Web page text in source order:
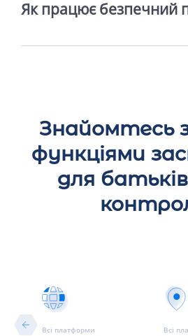
Як працює безпечний
Знайомтесь
функціями
для
Всі платформи Всі